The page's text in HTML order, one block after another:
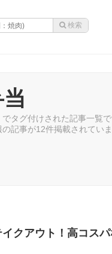
でタグ付けされた記事一覧
記事が12件掲載されていま
クアウト！高コス